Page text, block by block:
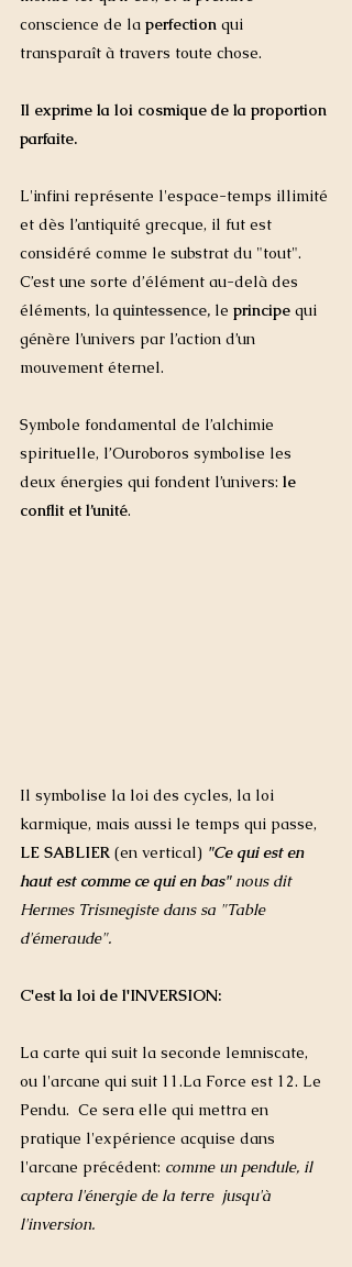
conscience de la perfection qui
transparaît à travers toute chose.
Il exprime la loi cosmique de la proportion
parfaite.
L'infini représente l'espace-temps illimité
et dès l’antiquité grecque, il fut est
considéré comme le substrat du "tout".
C’est une sorte d’élément au-delà des
éléments, la quintessence, le principe qui
génère l’univers par l’action d’un
mouvement éternel.
Symbole fondamental de l’alchimie
spirituelle, l’Ouroboros symbolise les
deux énergies qui fondent l’univers: le
conflit et l’unité.
Il symbolise la loi des cycles, la loi
karmique, mais aussi le temps qui passe,
LE SABLIER (en vertical) "Ce qui est en
haut est comme ce qui en bas" nous dit
Hermes Trismegiste dans sa "Table
d'émeraude".
C'est la loi de l'INVERSION:
La carte qui suit la seconde lemniscate,
ou l'arcane qui suit 11.La Force est 12. Le
Pendu.  Ce sera elle qui mettra en
pratique l'expérience acquise dans
l'arcane précédent: comme un pendule, il
captera l'énergie de la terre  jusqu'à
l'inversion.